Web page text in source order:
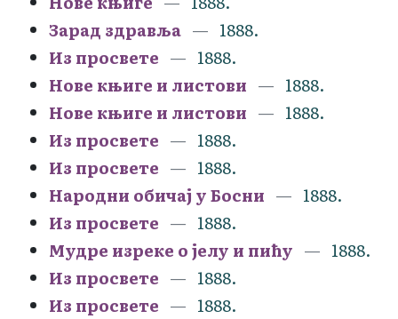
Зарад здравља
1888.
Из просвете
1888.
Нове књиге и листови
1888.
Нове књиге и листови
1888.
Из просвете
1888.
Из просвете
1888.
Народни обичај у Босни
1888.
Из просвете
1888.
Мудре изреке о јелу и пићу
1888.
Из просвете
1888.
Из просвете
1888.